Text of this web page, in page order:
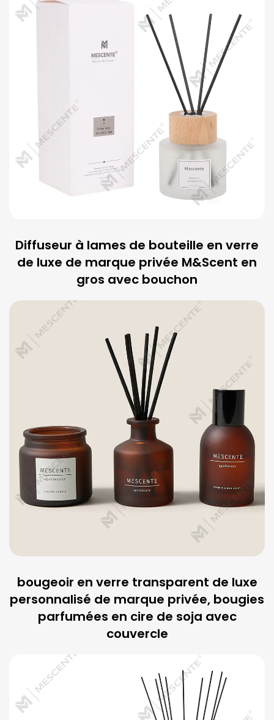
Diffuseur à lames de bouteille en verre
de luxe de marque privée M&Scent en
gros avec bouchon
bougeoir en verre transparent de luxe
personnalisé de marque privée, bougies
parfumées en cire de soja avec
couvercle